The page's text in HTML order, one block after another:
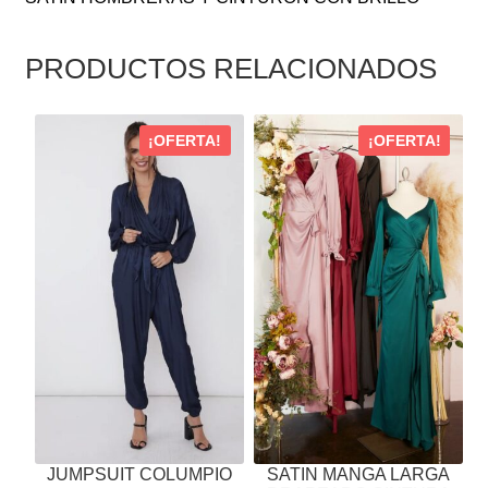
PRODUCTOS RELACIONADOS
JUMPSUIT COLUMPIO
¡OFERTA!
PRODUCTO
MÚLTIPLES
VARIANTES.
OPCIONES
EN
DE
SATIN MANGA LARGA
¡OFERTA!
ESTE
PRODUCTO
TIENE
MÚLTIPLES
VARIANTES.
LAS
OPCIONES
SE
PUEDEN
ELEGIR
EN
LA
PÁGINA
DE